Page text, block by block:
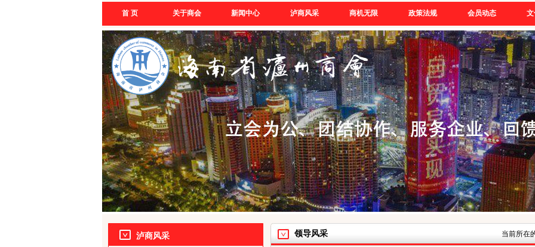
首 页 关于商会 新闻中心 泸商风采 商机无限 政策法规 会员动态
泸商风采 领导风采 当前所在